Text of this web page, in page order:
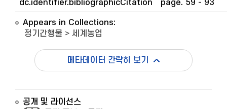
dc.identifier.bibliographicCitation
page. 59 - 93
Appears in Collections:
정기간행물 > 세계농업
메타데이터 간략히 보기
공개 및 라이선스